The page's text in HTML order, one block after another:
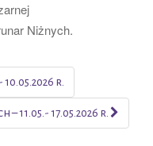
Niżnych.
r.
11.05.- 17.05.2026 r.